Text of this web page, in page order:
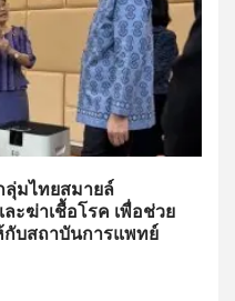
ลุ่มไทยสมายล์
ะฆ่าเชื้อโรค เพื่อช่วย
กับสถาบันการแพทย์